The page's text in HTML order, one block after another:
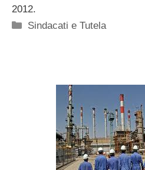
2012.
Categorie
Sindacati e Tutela